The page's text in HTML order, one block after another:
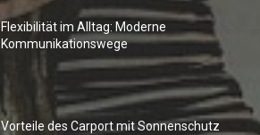
Flexibilität im Alltag: Moderne
Kommunikationswege
Vorteile des Carport mit Sonnenschutz